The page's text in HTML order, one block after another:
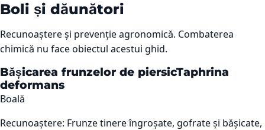
Boli și dăunători
Recunoaștere și prevenție agronomică. Combaterea
chimică nu face obiectul acestui ghid.
Bășicarea frunzelor de piersicTaphrina
deformans
Boală
Recunoaștere: Frunze tinere îngroșate, gofrate și bășicate,